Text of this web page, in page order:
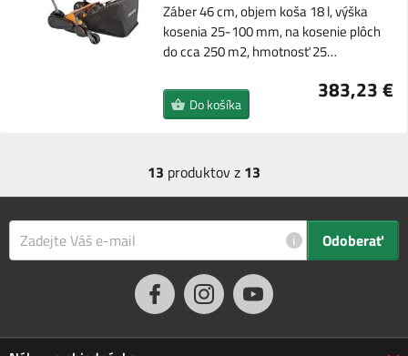
Záber 46 cm, objem koša 18 l, výška
kosenia 25-100 mm, na kosenie plôch
do cca 250 m2, hmotnosť 25…
383,23 €
Do košíka
13 produktov z 13
i Odoberať